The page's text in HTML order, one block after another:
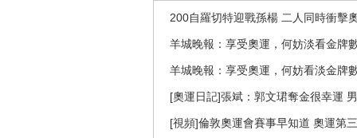
200自羅切特迎戰孫楊 二人同時衝擊
羊城晚報：享受奧運，何妨淡看金牌
羊城晚報：享受奧運，何妨看淡金牌
[奧運日記]張斌：郭文珺奪金很幸運
[視頻]倫敦奧運會賽事早知道 奧運第